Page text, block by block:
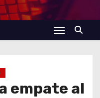
empate al